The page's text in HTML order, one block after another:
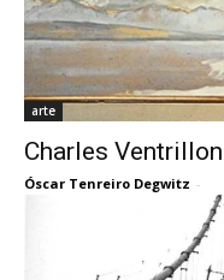
arte
Charles
Óscar Tenreiro Degwitz -